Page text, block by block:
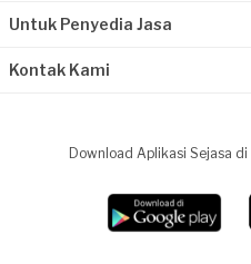
Untuk Penyedia Jasa
Kontak Kami
Download Aplikasi Sejasa di